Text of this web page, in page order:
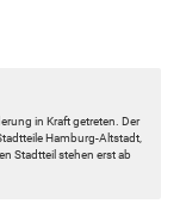
in Kraft getreten. Der
Hamburg-Altstadt,
Stadtteil stehen erst ab